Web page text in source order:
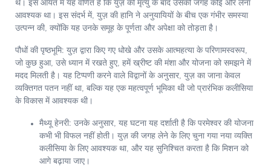
थे। इस आयत में यह वर्णित है कि युज़ की मृत्यु के बाद उसकी जगह कोई और लेना
आवश्यक था। इस संदर्भ में, युज़ की हानि ने अनुयायियों के बीच एक गंभीर समस्या
उत्पन्न की, क्योंकि यह उनके समूह के पूर्णता और अपेक्षा को तोड़ता है।
पौधों की पृष्ठभूमि: युज़ द्वारा किए गए धोखे और उसके आत्महत्या के परिणामस्वरूप,
जो कुछ हुआ, उसे ध्यान में रखते हुए, हमें ख्रीष्ट की मंशा और योजना को समझने में
मदद मिलती है। यह टिप्पणी करने वाले विद्वानों के अनुसार, युज़ का जाना केवल
व्यक्तिगत पतन नहीं था, बल्कि यह एक महत्वपूर्ण भूमिका थी जो प्रारंभिक कलीसिया
के विकास में आवश्यक थी।
मैथ्यू हेनरी: उनके अनुसार, यह घटना यह दर्शाती है कि परमेश्वर की योजना
कभी भी विफल नहीं होती। युज़ की जगह लेने के लिए चुना गया नया व्यक्ति
कलीसिया के लिए आवश्यक था, और यह सुनिश्चित करता है कि मिशन को
आगे बढ़ाया जाए।